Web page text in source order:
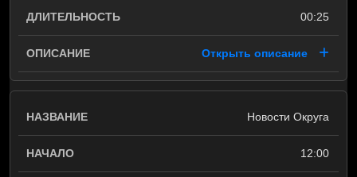
00:25
Открыть описание
Новости Округа
12:00